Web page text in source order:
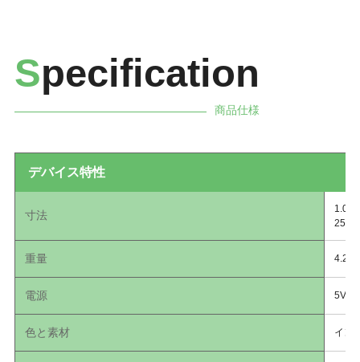
Specification
商品仕様
デバイス特性
寸法
1.0
重量 4.23
電源
色と素材 イン